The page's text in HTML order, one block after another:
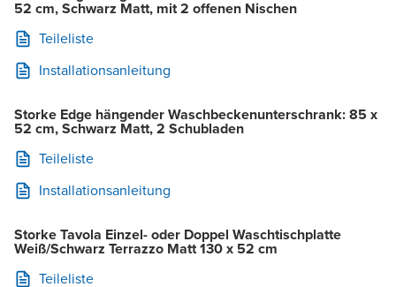
52 cm, Schwarz Matt, mit 2 offenen Nischen
Teileliste
Installationsanleitung
Storke Edge hängender Waschbeckenunterschrank: 85 x
52 cm, Schwarz Matt, 2 Schubladen
Teileliste
Installationsanleitung
Storke Tavola Einzel- oder Doppel Waschtischplatte
Weiß/Schwarz Terrazzo Matt 130 x 52 cm
Teileliste